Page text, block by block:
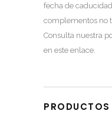
fecha de
complementos no
Consulta nuestra
en este enlace